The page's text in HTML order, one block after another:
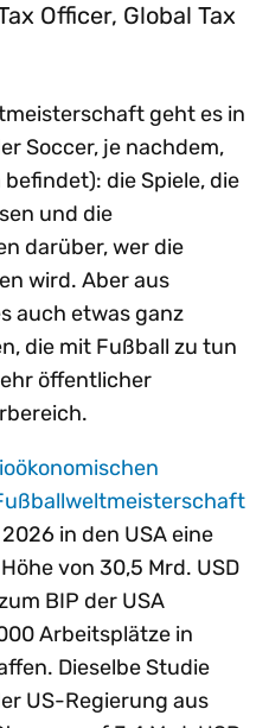
Officer, Global Tax
geht es in
Soccer, je nachdem,
die Spiele, die
und die
darüber, wer die
wird. Aber aus
auch etwas ganz
die mit Fußball zu tun
öffentlicher
in den USA eine
von 30,5 Mrd. USD
BIP der USA
Arbeitsplätze in
Dieselbe Studie
US-Regierung aus